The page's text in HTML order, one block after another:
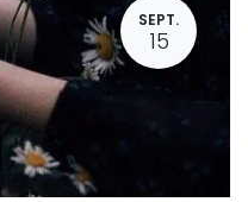
SEPT.
15